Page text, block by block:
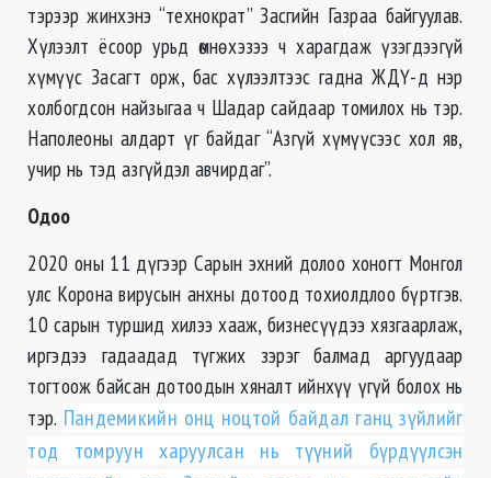
тэрээр жинхэнэ “технократ” Засгийн Газраа байгуулав.
Хүлээлт ёсоор урьд өмнө хэзээ ч харагдаж үзэгдээгүй
хүмүүс Засагт орж, бас хүлээлтээс гадна ЖДҮ-д нэр
холбогдсон найзыгаа ч Шадар сайдаар томилох нь тэр.
Наполеоны алдарт үг байдаг “Азгүй хүмүүсээс хол яв,
учир нь тэд азгүйдэл авчирдаг”.
Одоо
2020 оны 11 дүгээр Сарын эхний долоо хоногт Монгол
улс Корона вирусын анхны дотоод тохиолдлоо бүртгэв.
10 сарын туршид хилээ хааж, бизнесүүдээ хязгаарлаж,
иргэдээ гадаадад түгжих зэрэг балмад аргуудаар
тогтоож байсан дотоодын хяналт ийнхүү үгүй болох нь
тэр. Пандемикийн онц ноцтой байдал ганц зүйлийг
тод томруун харуулсан нь түүний бүрдүүлсэн